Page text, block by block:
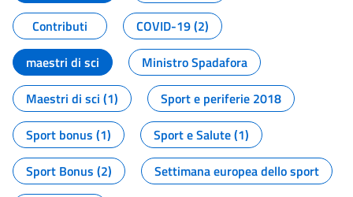
Contributi
COVID-19 (2)
maestri di sci
Ministro Spadafora
Maestri di sci (1)
Sport e periferie 2018
Sport bonus (1)
Sport e Salute (1)
Sport Bonus (2)
Settimana europea dello sport